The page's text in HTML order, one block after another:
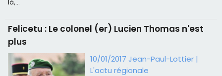
là,...
Felicetu : Le colonel (er) Lucien Thomas n'est
plus
10/01/2017 Jean-Paul-Lottier |
L'actu régionale